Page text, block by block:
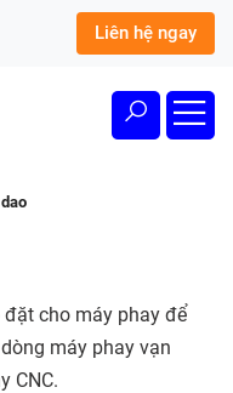
Liên hệ ngay
cho máy phay để
máy phay vạn
CNC.